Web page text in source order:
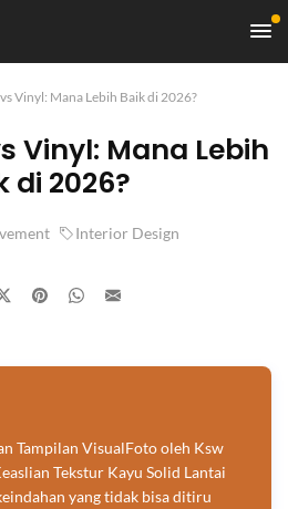
Vinyl: Mana Lebih Baik di 2026?
Vinyl: Mana Lebih
di 2026?
Interior Design
Tampilan VisualFoto oleh Ksw
Tekstur Kayu Solid Lantai
yang tidak bisa ditiru